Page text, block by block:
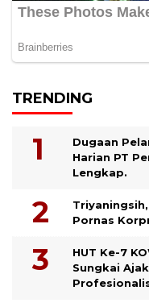
TRENDING
Dugaan
Harian PT
Lengkap.
Pornas
HUT Ke-7
Sungkai